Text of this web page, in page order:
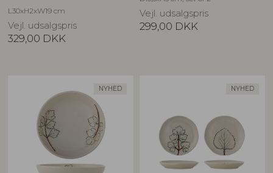
L30xH2xW19 cm
Vejl. udsalgspris
329,00 DKK
Vejl. udsalgspris
299,00 DKK
NYHED NYHED